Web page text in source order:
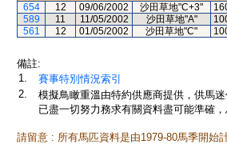
654
12 09/06/2002 沙田草地"C+3"
589
11 11/05/2002 沙田草地"A"
561
12 01/05/2002 沙田草地"C"
備註:
1.
賽事特別情況索引
2.
模擬鳥瞰重溫由特約供應商提供，供馬
已盡一切努力務求有關資料盡可能準確
請留意 : 所有馬匹資料是由1979-80馬季開始